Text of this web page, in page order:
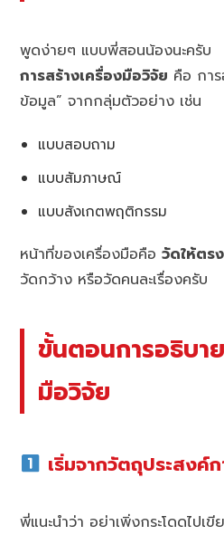
พูดง่ายๆ แบบพี่สอนน้องนะครับ
การสร้างเครื่องมือวิจัย คือ การ
ข้อมูล” จากกลุ่มตัวอย่าง เช่น
แบบสอบถาม
แบบสัมภาษณ์
แบบสังเกตพฤติกรรม
หน้าที่ของเครื่องมือคือวัดให้ตร
วัดกว้าง หรือวัดคนละเรื่องครับ
ขั้นตอนการอธิบา
มือวิจัย
เริ่มจากวัตถุประสงค์
พี่แนะนำว่า อย่าเพิ่งกระโดดไปเ